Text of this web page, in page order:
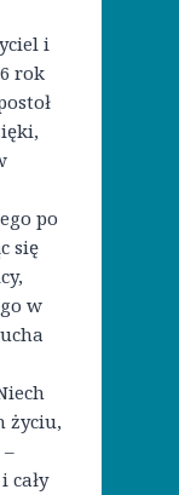
i
rok
po
się
w
życiu,
cały